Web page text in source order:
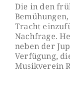
Die in den
Tracht
Nachfrage.
neben der
Verfügung,
Musikverein